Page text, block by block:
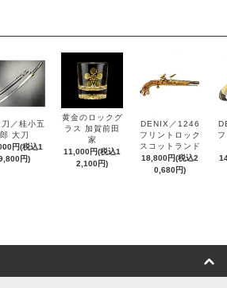
／桂小五
郎 大刀
円(税込1
円)
黄金のロックグ
ラス 加賀前田
家
11,000円(税込1
2,100円)
DENIX／1246
フリントロック
スコットランド
18,800円(税込2
0,680円)